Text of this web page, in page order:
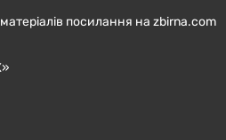
посилання на zbirna.com